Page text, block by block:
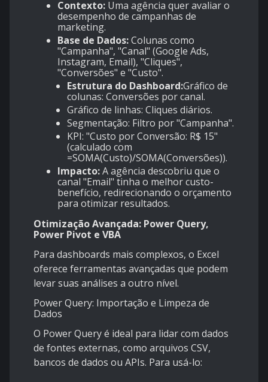
Contexto: Uma agência quer avaliar o
desempenho de campanhas de
marketing.
Base de Dados:Colunas como
"Campanha", "Canal" (Google Ads,
Instagram, Email), "Cliques",
"Conversões" e "Custo".
Estrutura do Dashboard:Gráfico de
colunas: Conversões por canal.
Gráfico de linhas: Cliques diários.
Segmentação: Filtro por "Campanha".
KPI: "Custo por Conversão: R$ 15"
(calculado com
=SOMA(Custo)/SOMA(Conversões)).
Impacto:A agência descobriu que o
canal "Email" tinha o melhor custo-
benefício, redirecionando o orçamento
para otimizar resultados.
Otimização Avançada: Power Query,
Power Pivot e VBA
Para dashboards mais complexos, o Excel
oferece ferramentas avançadas que podem
levar suas análises a outro nível.
Power Query: Importação e Limpeza de
Dados
O Power Query é ideal para lidar com dados
de fontes externas, como arquivos CSV,
bancos de dados ou APIs. Para usá-lo: